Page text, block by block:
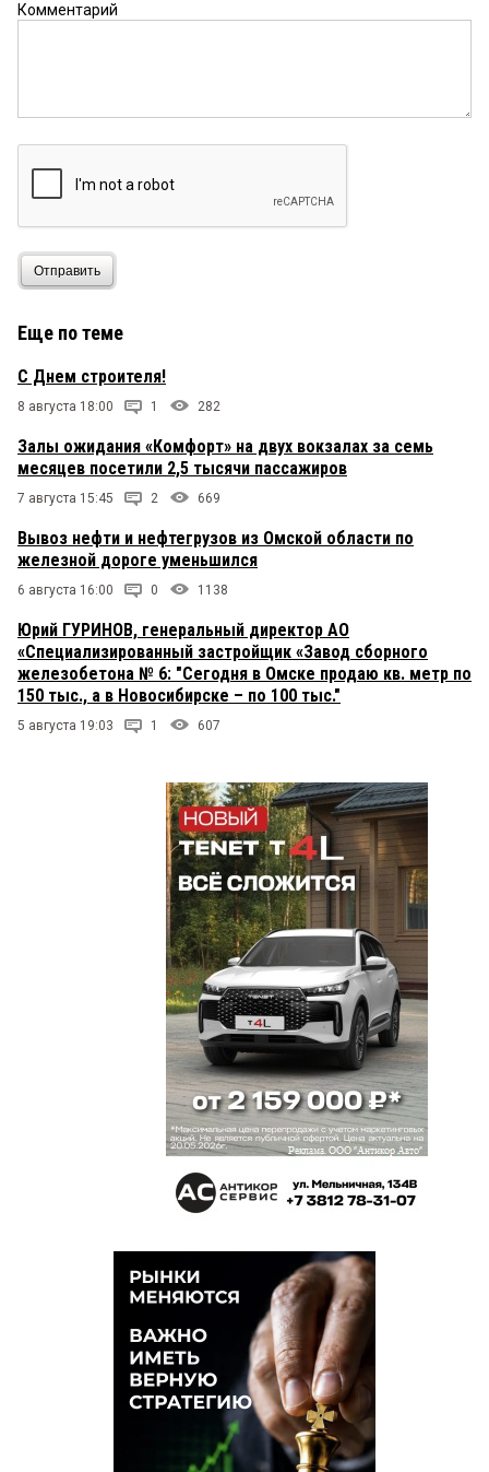
Комментарий
Отправить
Еще по теме
С Днем строителя!
8 августа 18:00 1 282
Залы ожидания «Комфорт» на двух вокзалах за семь
месяцев посетили 2,5 тысячи пассажиров
7 августа 15:45 2 669
Вывоз нефти и нефтегрузов из Омской области по
железной дороге уменьшился
6 августа 16:00 0 1138
Юрий ГУРИНОВ, генеральный директор АО
«Специализированный застройщик «Завод сборного
железобетона № 6: "Сегодня в Омске продаю кв. метр по
150 тыс., а в Новосибирске – по 100 тыс."
5 августа 19:03 1 607